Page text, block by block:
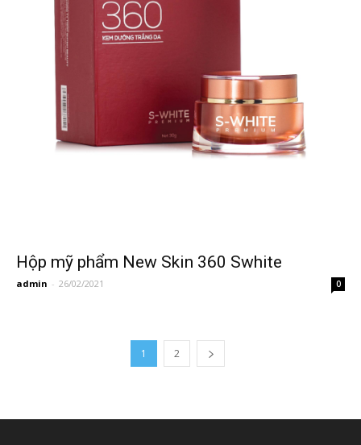
Hộp mỹ phẩm New Skin 360 Swhite
admin - 26/02/2021 0
1 2